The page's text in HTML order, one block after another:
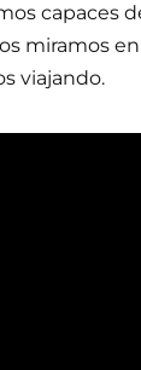
capaces
miramos en
viajando.